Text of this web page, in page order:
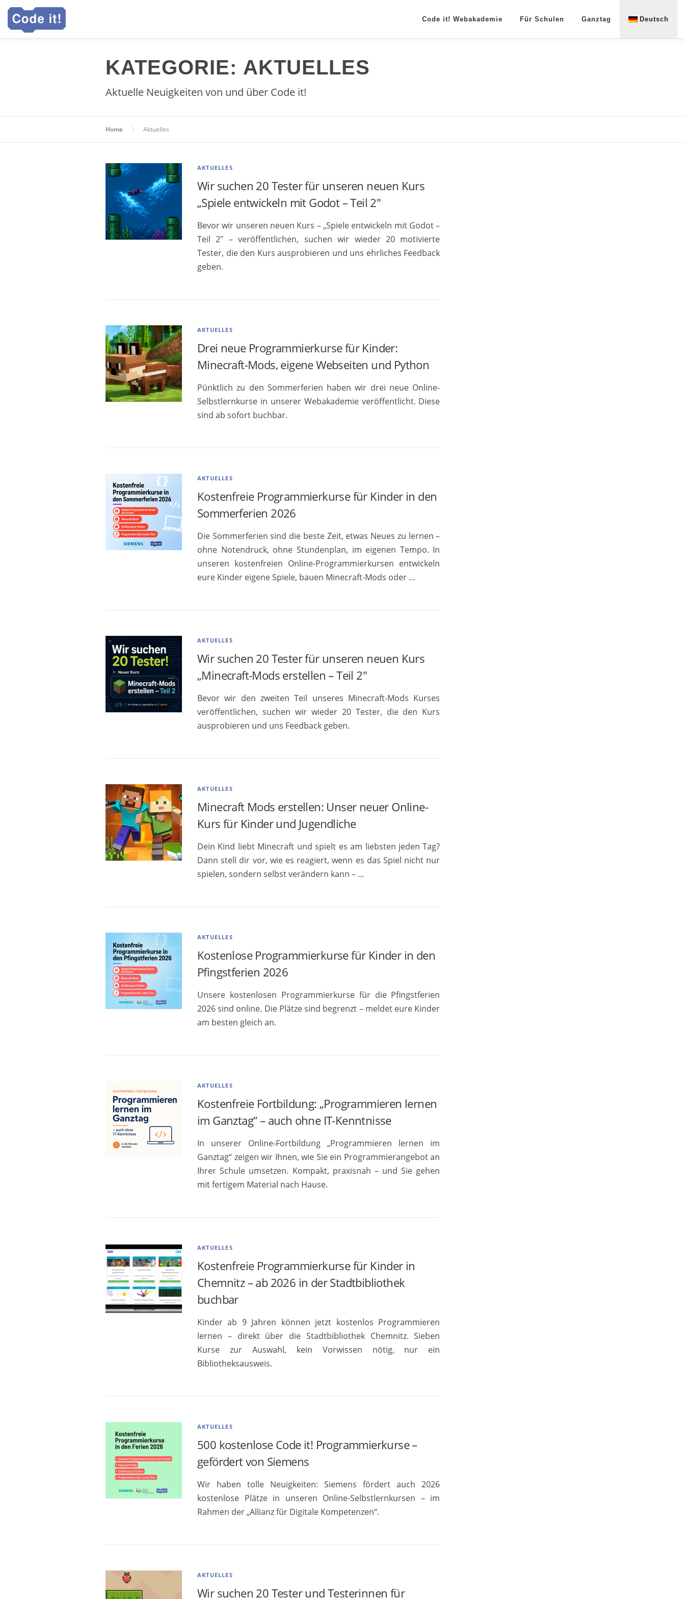
Zum
Inhalt
springen
Code it! Webakademie Für Schulen Ganztag Deutsch
KATEGORIE: AKTUELLES
Aktuelle Neuigkeiten von und über Code it!
Home Aktuelles
AKTUELLES
Wir suchen 20 Tester für unseren neuen Kurs
„Spiele entwickeln mit Godot – Teil 2″
Bevor wir unseren neuen Kurs – „Spiele entwickeln mit Godot –
Teil 2″ – veröffentlichen, suchen wir wieder 20 motivierte
Tester, die den Kurs ausprobieren und uns ehrliches Feedback
geben.
AKTUELLES
Drei neue Programmierkurse für Kinder:
Minecraft-Mods, eigene Webseiten und Python
Pünktlich zu den Sommerferien haben wir drei neue Online-
Selbstlernkurse in unserer Webakademie veröffentlicht. Diese
sind ab sofort buchbar.
AKTUELLES
Kostenfreie Programmierkurse für Kinder in den
Sommerferien 2026
Die Sommerferien sind die beste Zeit, etwas Neues zu lernen –
ohne Notendruck, ohne Stundenplan, im eigenen Tempo. In
unseren kostenfreien Online-Programmierkursen entwickeln
eure Kinder eigene Spiele, bauen Minecraft-Mods oder …
AKTUELLES
Wir suchen 20 Tester für unseren neuen Kurs
„Minecraft-Mods erstellen – Teil 2″
Bevor wir den zweiten Teil unseres Minecraft-Mods Kurses
veröffentlichen, suchen wir wieder 20 Tester, die den Kurs
ausprobieren und uns Feedback geben.
AKTUELLES
Minecraft Mods erstellen: Unser neuer Online-
Kurs für Kinder und Jugendliche
Dein Kind liebt Minecraft und spielt es am liebsten jeden Tag?
Dann stell dir vor, wie es reagiert, wenn es das Spiel nicht nur
spielen, sondern selbst verändern kann – …
AKTUELLES
Kostenlose Programmierkurse für Kinder in den
Pfingstferien 2026
Unsere kostenlosen Programmierkurse für die Pfingstferien
2026 sind online. Die Plätze sind begrenzt – meldet eure Kinder
am besten gleich an.
AKTUELLES
Kostenfreie Fortbildung: „Programmieren lernen
im Ganztag“ – auch ohne IT-Kenntnisse
In unserer Online-Fortbildung „Programmieren lernen im
Ganztag“ zeigen wir Ihnen, wie Sie ein Programmierangebot an
Ihrer Schule umsetzen. Kompakt, praxisnah – und Sie gehen
mit fertigem Material nach Hause.
AKTUELLES
Kostenfreie Programmierkurse für Kinder in
Chemnitz – ab 2026 in der Stadtbibliothek
buchbar
Kinder ab 9 Jahren können jetzt kostenlos Programmieren
lernen – direkt über die Stadtbibliothek Chemnitz. Sieben
Kurse zur Auswahl, kein Vorwissen nötig, nur ein
Bibliotheksausweis.
AKTUELLES
500 kostenlose Code it! Programmierkurse –
gefördert von Siemens
Wir haben tolle Neuigkeiten: Siemens fördert auch 2026
kostenlose Plätze in unseren Online-Selbstlernkursen – im
Rahmen der „Allianz für Digitale Kompetenzen“.
AKTUELLES
Wir suchen 20 Tester und Testerinnen für